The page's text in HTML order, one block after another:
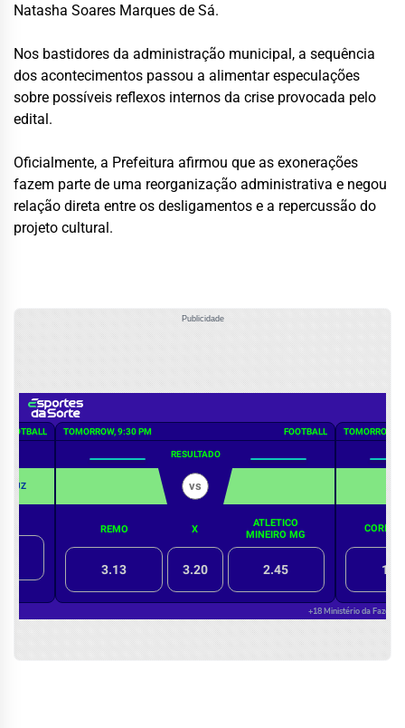
Natasha Soares Marques de Sá.
Nos bastidores da administração municipal, a sequência
dos acontecimentos passou a alimentar especulações
sobre possíveis reflexos internos da crise provocada pelo
edital.
Oficialmente, a Prefeitura afirmou que as exonerações
fazem parte de uma reorganização administrativa e negou
relação direta entre os desligamentos e a repercussão do
projeto cultural.
Publicidade